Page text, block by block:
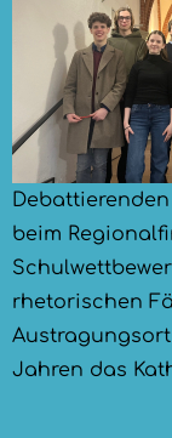
beim
rhetorischen
Jahren das